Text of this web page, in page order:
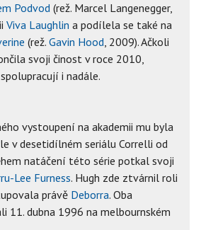
Podvod (rež. Marcel Langenegger,
Viva Laughlin a podílela se také na
(rež. Gavin Hood, 2009). Ačkoli
svoji činost v roce 2010,
i nadále.
vystoupení na akademii mu byla
v desetidílném seriálu Correlli od
natáčení této série potkal svoji
Lee Furness. Hugh zde ztvárnil roli
právě Deborra. Oba
11. dubna 1996 na melbournském